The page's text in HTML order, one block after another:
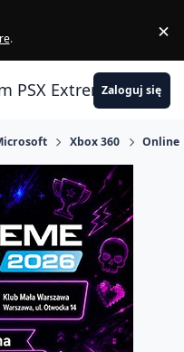
. ×
PSX ExtremeZaloguj się
Xbox 360 Online